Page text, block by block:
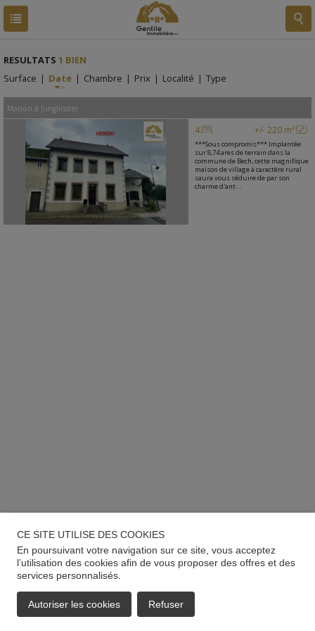
RESULTATS 1 BIEN
Surface | Date | Chambre | Prix | Localité | Type
Maison à Junglinster
+/- 220 m²
4
***Sous compromis*** Implantée
sur 8,74 ares de terrain dans la
commune de Bech, cette magnifique
maison de village à caractère rural
saura vous séduire de par son
charme d'ant...
CE SITE UTILISE DES COOKIES
En poursuivant votre navigation sur ce site, vous acceptez
l’utilisation des cookies afin de vous proposer des offres et des
services personnalisés.
Autoriser les cookies Refuser